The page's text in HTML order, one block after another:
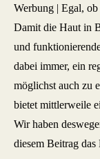
Werbung | Egal,
Damit die Haut in
und
dabei immer, ein
möglichst auch zu
bietet mittlerweile
Wir haben
diesem Beitrag das